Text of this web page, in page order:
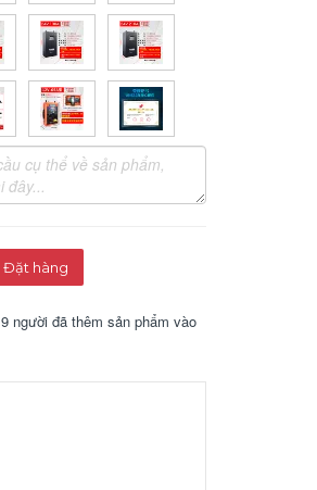
Đặt hàng
9 người đã thêm sản phẩm vào